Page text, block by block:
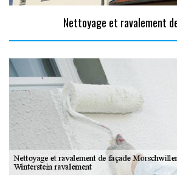
Nettoyage et ravalement